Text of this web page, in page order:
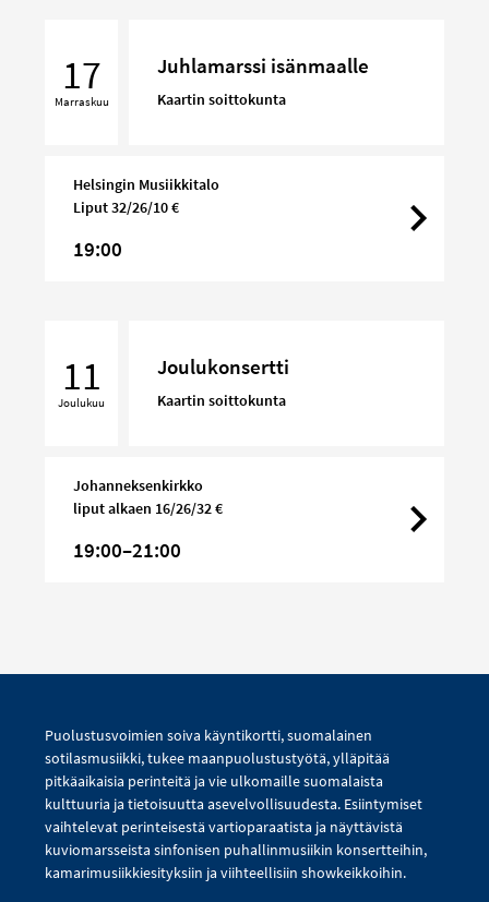
17
Marraskuu
Juhlamarssi isänmaalle
Kaartin soittokunta
Helsingin Musiikkitalo
Liput 32/26/10 €
19:00
11
Joulukuu
Joulukonsertti
Kaartin soittokunta
Johanneksenkirkko
liput alkaen 16/26/32 €
19:00–21:00
Puolustusvoimien soiva käyntikortti, suomalainen
sotilasmusiikki, tukee maanpuolustustyötä, ylläpitää
pitkäaikaisia perinteitä ja vie ulkomaille suomalaista
kulttuuria ja tietoisuutta asevelvollisuudesta. Esiintymiset
vaihtelevat perinteisestä vartioparaatista ja näyttävistä
kuviomarsseista sinfonisen puhallinmusiikin konsertteihin,
kamarimusiikkiesityksiin ja viihteellisiin showkeikkoihin.